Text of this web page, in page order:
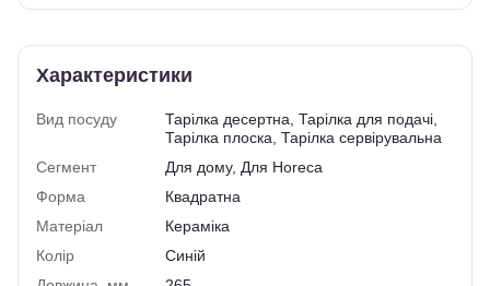
Характеристики
Вид посуду
Тарілка десертна, Тарілка для подачі,
Тарілка плоска, Тарілка сервірувальна
Сегмент
Для дому, Для Horeca
Форма
Квадратна
Матеріал
Кераміка
Колір
Синій